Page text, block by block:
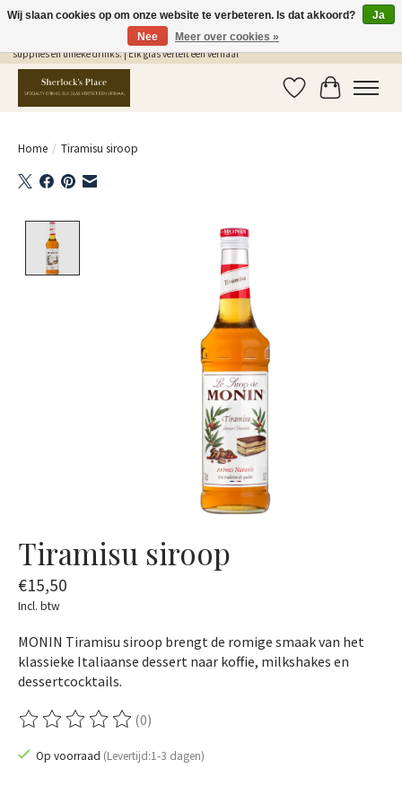
Gratis Verzending in NL vanaf €75,- | Sherlocks Place: dé plek voor MONIN siropen, bar
supplies en unieke drinks. | Elk glas vertelt een verhaal
Verlanglijst
Home / Tiramisu siroop
Product image slideshow Items
Tiramisu siroop
€15,50
Incl. btw
MONIN Tiramisu siroop brengt de romige smaak van het
klassieke Italiaanse dessert naar koffie, milkshakes en
dessertcocktails.
De beoordeling van dit product is
(0)
Op voorraad (Levertijd:1-3 dagen)
Wij slaan cookies op om onze website te verbeteren. Is dat akkoord?
Ja
Nee
Meer over cookies »